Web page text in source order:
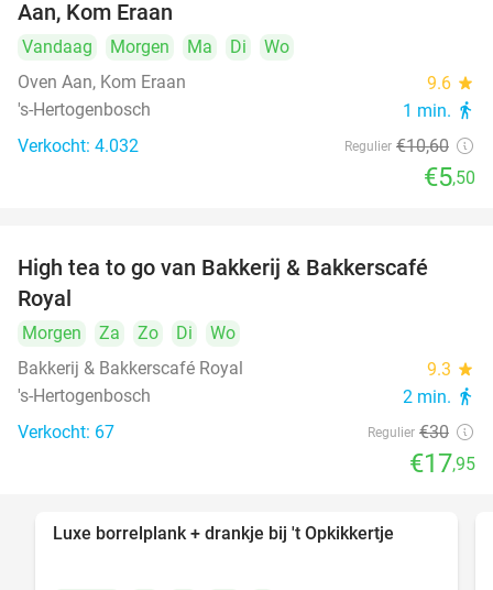
Aan, Kom Eraan
Vandaag Morgen Ma Di
Wo
Oven Aan, Kom Eraan
9.6 star
's-Hertogenbosch 1 min. directions_walk
Verkocht: 4.032 Regulier €10,60
€5,50
40%
High tea to go van Bakkerij & Bakkerscafé
Royal
Morgen Za Zo Di
Wo
Bakkerij & Bakkerscafé Royal
9.3 star
's-Hertogenbosch 2 min. directions_walk
Verkocht: 67 Regulier €30
€17,95
Luxe borrelplank + drankje bij 't Opkikkertje